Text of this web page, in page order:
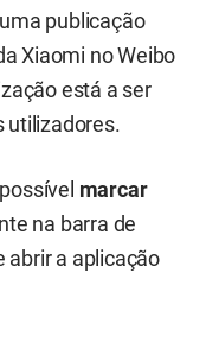
publicação
Xiaomi no Weibo
está a ser
utilizadores.
marcar
na barra de
abrir a aplicação